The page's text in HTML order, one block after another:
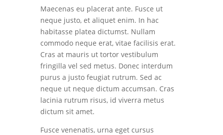
Maecenas eu placerat ante. Fusce ut
neque justo, et aliquet enim. In hac
habitasse platea dictumst. Nullam
commodo neque erat, vitae facilisis erat.
Cras at mauris ut tortor vestibulum
fringilla vel sed metus. Donec interdum
purus a justo feugiat rutrum. Sed ac
neque ut neque dictum accumsan. Cras
lacinia rutrum risus, id viverra metus
dictum sit amet.
Fusce venenatis, urna eget cursus